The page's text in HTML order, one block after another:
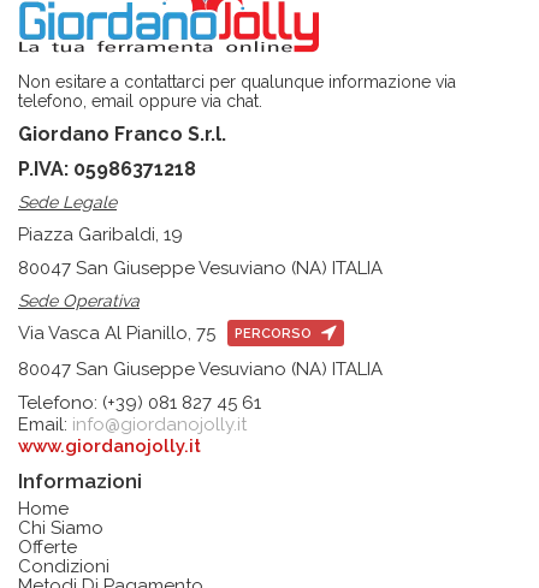
Non esitare a contattarci per qualunque informazione via
telefono, email oppure via chat.
Giordano Franco S.r.l.
P.IVA: 05986371218
Sede Legale
Piazza Garibaldi, 19
80047 San Giuseppe Vesuviano (NA) ITALIA
Sede Operativa
Via Vasca Al Pianillo, 75 PERCORSO
80047 San Giuseppe Vesuviano (NA) ITALIA
Telefono: (+39) 081 827 45 61
Email: info@giordanojolly.it
www.giordanojolly.it
Informazioni
Home
Chi Siamo
Offerte
Condizioni